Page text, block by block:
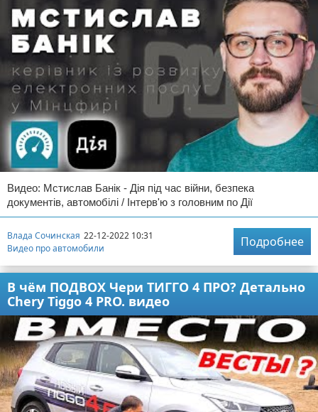
Видео: Мстислав Банік - Дія під час війни, безпека
документів, автомобілі / Інтерв'ю з головним по Дії
Влада Сочинская 22-12-2022 10:31
Видео про автомобили
Подробнее
В чём ПОДВОХ Чери ТИГГО 4 ПРО? Детально
Chery Tiggo 4 PRO. видео